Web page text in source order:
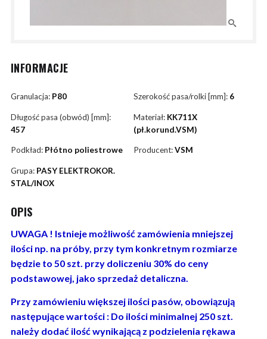
INFORMACJE
Granulacja: P80 Szerokość pasa/rolki [mm]: 6
Długość pasa (obwód) [mm]:
457
Materiał: KK711X
(pł.korund.VSM)
Podkład: Płótno poliestrowe Producent:VSM
Grupa: PASY ELEKTROKOR.
STAL/INOX
OPIS
UWAGA ! Istnieje możliwość zamówienia mniejszej
ilości np. na próby, przy tym konkretnym rozmiarze
będzie to 50 szt. przy doliczeniu 30% do ceny
podstawowej, jako sprzedaż detaliczna.
Przy zamówieniu większej ilości pasów, obowiązują
następujące wartości : Do ilości minimalnej 250 szt.
należy dodać ilość wynikającą z podzielenia rękawa